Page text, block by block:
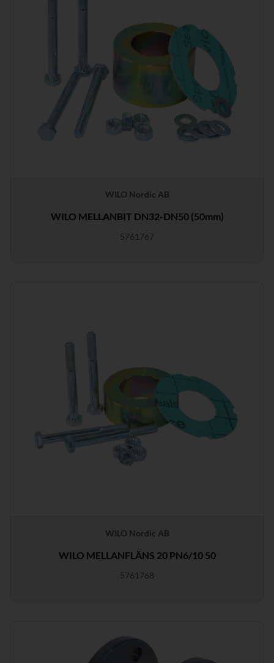
WILO Nordic AB
WILO MELLANBIT DN32-DN50 (50mm)
5761767
WILO Nordic AB
WILO MELLANFLÄNS 20 PN6/10 50
5761768